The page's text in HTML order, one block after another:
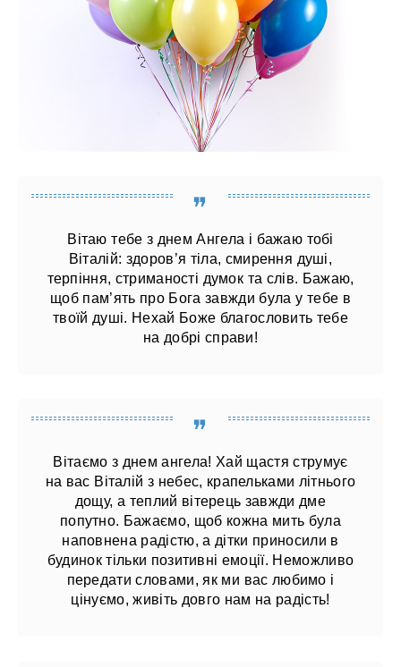
Вітаю тебе з днем ​​Ангела і бажаю тобі
Віталій: здоров’я тіла, смирення душі,
терпіння, стриманості думок та слів. Бажаю,
щоб пам’ять про Бога завжди була у тебе в
твоїй душі. Нехай Боже благословить тебе
на добрі справи!
Вітаємо з днем ​​ангела! Хай щастя струмує
на вас Віталій з небес, крапельками літнього
дощу, а теплий вітерець завжди дме
попутно. Бажаємо, щоб кожна мить була
наповнена радістю, а дітки приносили в
будинок тільки позитивні емоції. Неможливо
передати словами, як ми вас любимо і
цінуємо, живіть довго нам на радість!